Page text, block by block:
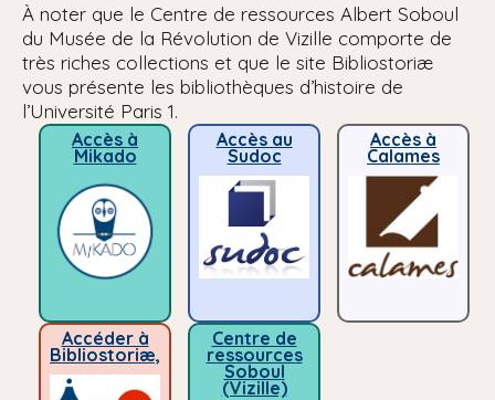
À noter que le Centre de ressources Albert Soboul
du Musée de la Révolution de Vizille comporte de
très riches collections et que le site Bibliostoriæ
vous présente les bibliothèques d’histoire de
l’Université Paris 1.
Accès à
Mikado
Accès au
Sudoc
Accès à
Calames
Accéder à
Bibliostoriæ,
Centre de
ressources
Soboul
(Vizille)